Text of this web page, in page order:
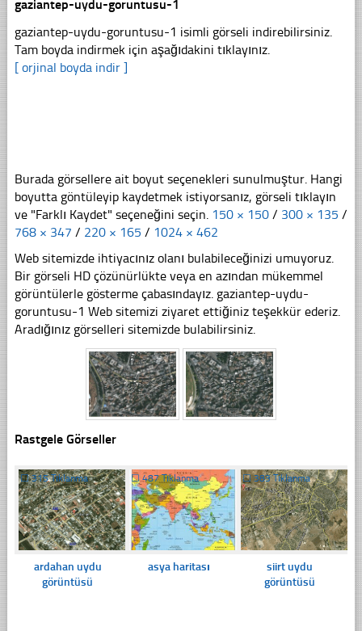
gaziantep-uydu-goruntusu-1
gaziantep-uydu-goruntusu-1 isimli görseli indirebilirsiniz.
Tam boyda indirmek için aşağıdakini tıklayınız.
[ orjinal boyda indir ]
Burada görsellere ait boyut seçenekleri sunulmuştur. Hangi
boyutta göntüleyip kaydetmek istiyorsanız, görseli tıklayın
ve "Farklı Kaydet" seçeneğini seçin. 150 × 150 / 300 × 135 /
768 × 347 / 220 × 165 / 1024 × 462
Web sitemizde ihtiyacınız olanı bulabileceğinizi umuyoruz.
Bir görseli HD çözünürlükte veya en azından mükemmel
görüntülerle gösterme çabasındayız. gaziantep-uydu-
goruntusu-1 Web sitemizi ziyaret ettiğiniz teşekkür ederiz.
Aradığınız görselleri sitemizde bulabilirsiniz.
Rastgele Görseller
☐315 Tıklanma
ardahan uydu
görüntüsü
☐487 Tıklanma
asya haritası
☐383 Tıklanma
siirt uydu
görüntüsü